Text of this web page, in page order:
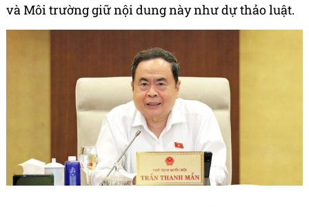
và Môi trường giữ nội dung này như dự thảo luật.